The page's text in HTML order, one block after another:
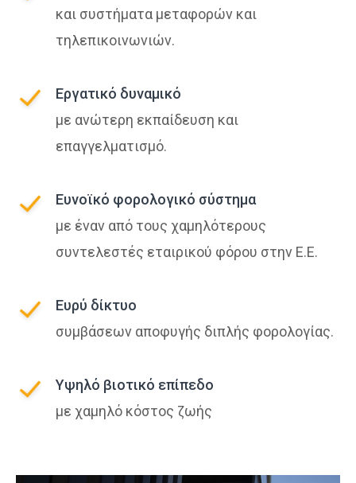
και συστήματα μεταφορών και
τηλεπικοινωνιών.
Εργατικό δυναμικό
με ανώτερη εκπαίδευση και
επαγγελματισμό.
Ευνοϊκό φορολογικό σύστημα
με έναν από τους χαμηλότερους
συντελεστές εταιρικού φόρου στην Ε.Ε.
Ευρύ δίκτυο
συμβάσεων αποφυγής διπλής φορολογίας.
Υψηλό βιοτικό επίπεδο
με χαμηλό κόστος ζωής